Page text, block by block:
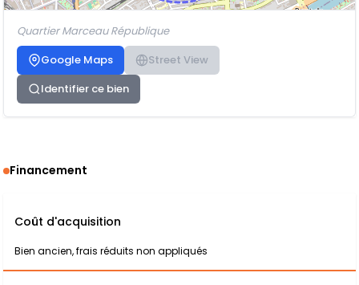
Quartier Marceau République
Google Maps
Street View
Identifier ce bien
Financement
Coût d'acquisition
Bien ancien, frais réduits non appliqués